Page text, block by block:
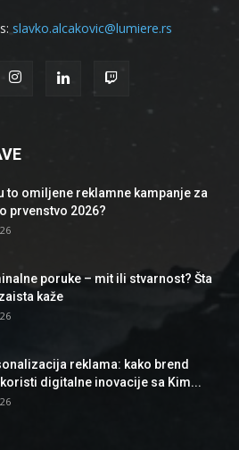
slavko.alcakovic@lumiere.rs
to omiljene reklamne kampanje za
prvenstvo 2026?
poruke – mit ili stvarnost? Šta
kaže
reklama: kako brend
digitalne inovacije sa Kim...